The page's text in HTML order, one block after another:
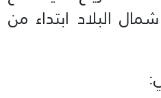
البلاد ابتداء من